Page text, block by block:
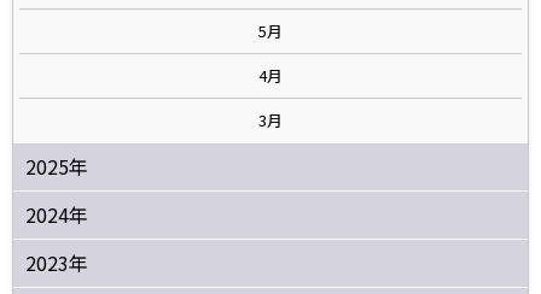
5月
4月
3月
2025年
2024年
2023年